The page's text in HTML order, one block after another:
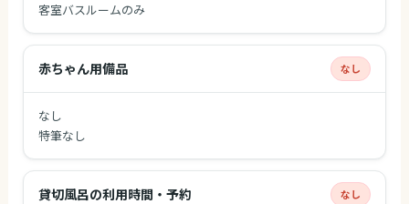
客室バスルームのみ
赤ちゃん用備品 なし
なし
特筆なし
貸切風呂の利用時間・予約 なし